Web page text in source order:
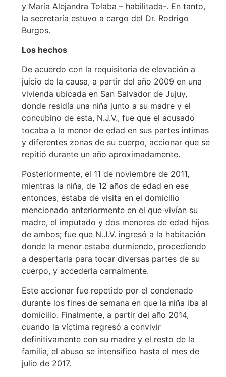
y María Alejandra Tolaba – habilitada-. En tanto,
la secretaría estuvo a cargo del Dr. Rodrigo
Burgos.
Los hechos
De acuerdo con la requisitoria de elevación a
juicio de la causa, a partir del año 2009 en una
vivienda ubicada en San Salvador de Jujuy,
donde residía una niña junto a su madre y el
concubino de esta, N.J.V., fue que el acusado
tocaba a la menor de edad en sus partes intimas
y diferentes zonas de su cuerpo, accionar que se
repitió durante un año aproximadamente.
Posteriormente, el 11 de noviembre de 2011,
mientras la niña, de 12 años de edad en ese
entonces, estaba de visita en el domicilio
mencionado anteriormente en el que vivían su
madre, el imputado y dos menores de edad hijos
de ambos; fue que N.J.V. ingresó a la habitación
donde la menor estaba durmiendo, procediendo
a despertarla para tocar diversas partes de su
cuerpo, y accederla carnalmente.
Este accionar fue repetido por el condenado
durante los fines de semana en que la niña iba al
domicilio. Finalmente, a partir del año 2014,
cuando la víctima regresó a convivir
definitivamente con su madre y el resto de la
familia, el abuso se intensifico hasta el mes de
julio de 2017.